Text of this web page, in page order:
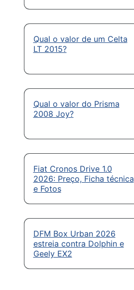
Qual o valor de um Celta
LT 2015?
Qual o valor do Prisma
2008 Joy?
Fiat Cronos Drive 1.0
2026: Preço, Ficha técnica
e Fotos
DFM Box Urban 2026
estreia contra Dolphin e
Geely EX2